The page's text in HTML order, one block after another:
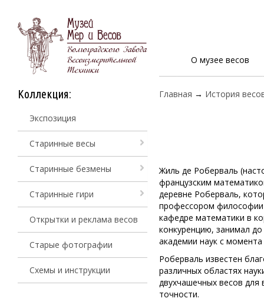
О музее весов
Коллекция:
Экспозиция
Старинные весы
Старинные безмены
Старинные гири
Открытки и реклама весов
Старые фотографии
Схемы и инструкции
Главная → История
Жиль де Роберваль
французским
деревне Роберваль,
профессором философии
кафедре математики в
конкуренцию, занимал
академии наук с
Роберваль известен
различных областях
двухчашечных весов
точности.